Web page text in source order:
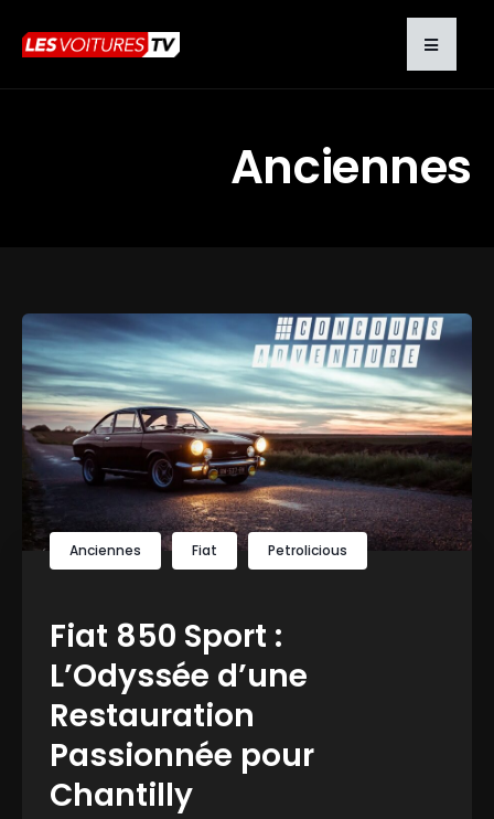
Anciennes
Anciennes Fiat Petrolicious
Fiat 850 Sport :
L’Odyssée d’une
Restauration
Passionnée pour
Chantilly